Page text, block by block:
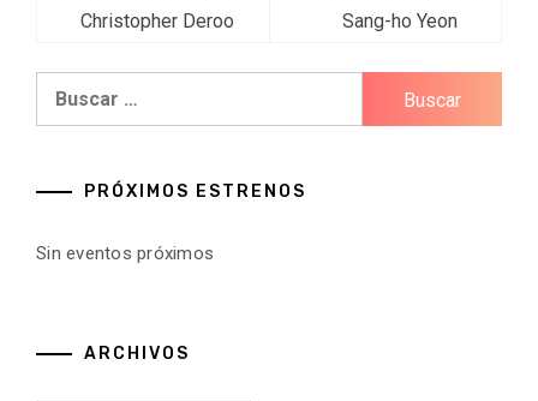
entradas
Christopher Deroo
Sang-ho Yeon
PRÓXIMOS ESTRENOS
Sin eventos próximos
ARCHIVOS